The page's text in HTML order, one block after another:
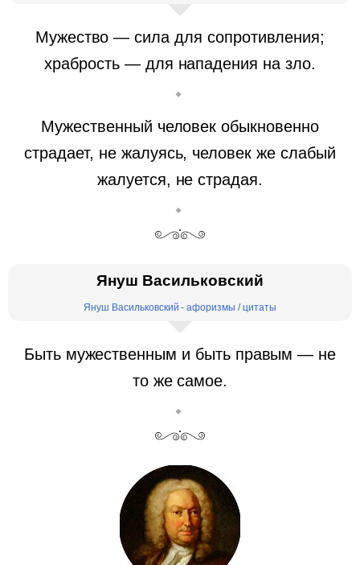
Мужество — сила для сопротивления;
храбрость — для нападения на зло.
Мужественный человек обыкновенно
страдает, не жалуясь, человек же слабый
жалуется, не страдая.
Януш Васильковский
Януш Васильковский - афоризмы / цитаты
Быть мужественным и быть правым — не
то же самое.